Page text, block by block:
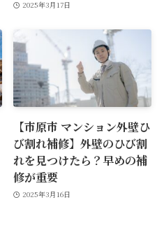
2025年3月17日
【市原市 マンション外壁ひ
び割れ補修】外壁のひび割
れを見つけたら？早めの補
修が重要
2025年3月16日